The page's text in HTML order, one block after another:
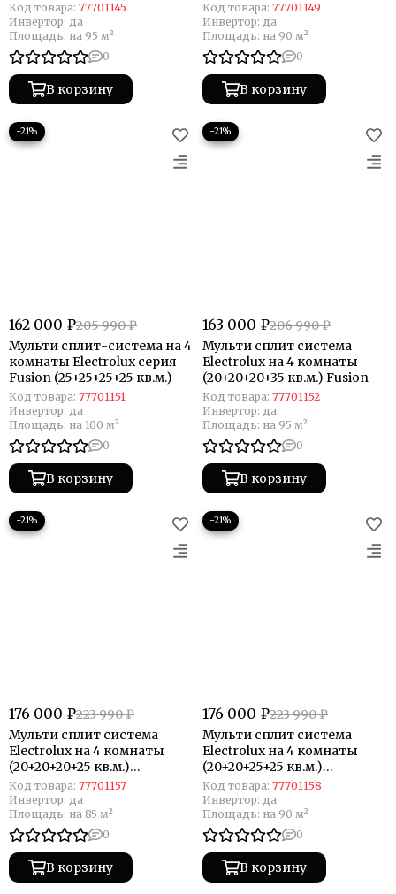
Код товара: 77701145
Инвертор: да
Площадь: на 95 м²
0
В корзину
Код товара: 77701149
Инвертор: да
Площадь: на 90 м²
0
В корзину
−21%
162 000 ₽205 990 ₽
Мульти сплит-система на 4
комнаты Electrolux серия
Fusion (25+25+25+25 кв.м.)
Код товара: 77701151
Инвертор: да
Площадь: на 100 м²
0
В корзину
−21%
163 000 ₽206 990 ₽
Мульти сплит система
Electrolux на 4 комнаты
(20+20+20+35 кв.м.) Fusion
Код товара: 77701152
Инвертор: да
Площадь: на 95 м²
0
В корзину
−21%
176 000 ₽223 990 ₽
Мульти сплит система
Electrolux на 4 комнаты
(20+20+20+25 кв.м.)
Enterprise
Код товара: 77701157
Инвертор: да
Площадь: на 85 м²
0
В корзину
−21%
176 000 ₽223 990 ₽
Мульти сплит система
Electrolux на 4 комнаты
(20+20+25+25 кв.м.)
Enterprise
Код товара: 77701158
Инвертор: да
Площадь: на 90 м²
0
В корзину